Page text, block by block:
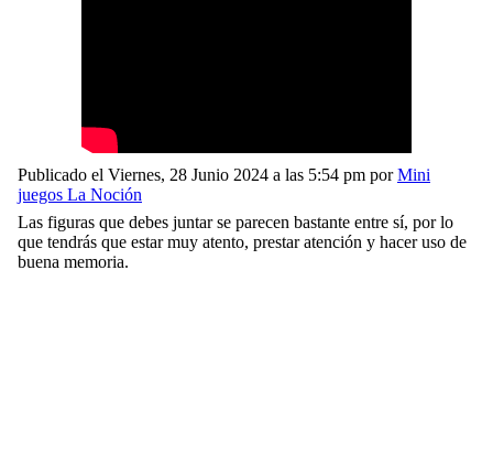
Publicado el Viernes, 28 Junio 2024 a las 5:54 pm por Mini
juegos La Noción
Las figuras que debes juntar se parecen bastante entre sí, por lo
que tendrás que estar muy atento, prestar atención y hacer uso de
buena memoria.